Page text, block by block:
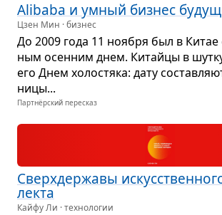
Alibaba и умный биз­нес
Цзен Мин · бизнес
До 2009 года 11 ноя­бря был в
ным осен­ним днем. Китайцы в
его Днем холо­стяка: дату
ницы...
Партнёрский пересказ
Сверх­дер­жавы
лекта
Кайфу Ли · технологии